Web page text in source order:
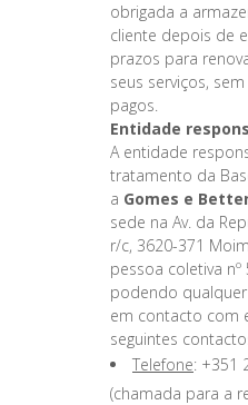
obrigada a
cliente depois de
prazos para
seus serviços,
pagos.
Entidade
A entidade
tratamento da
a Gomes e
sede na Av. da
r/c, 3620-371
pessoa coletiva nº
podendo
em contacto com
seguintes
Telefone: +351
(chamada para a